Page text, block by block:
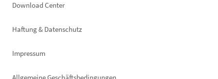
Footer
Download Center
Haftung & Datenschutz
Impressum